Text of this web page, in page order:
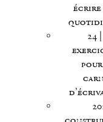
écrire
24